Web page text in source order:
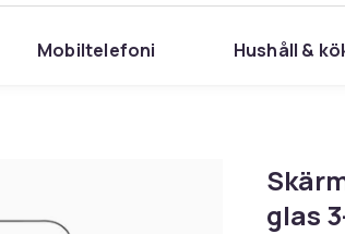
Mobiltelefoni Hushåll &
glas